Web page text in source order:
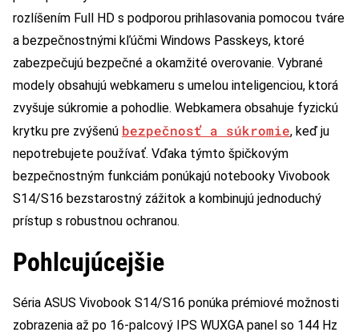
rozlíšením Full HD s podporou prihlasovania pomocou tváre
a bezpečnostnými kľúčmi Windows Passkeys, ktoré
zabezpečujú bezpečné a okamžité overovanie. Vybrané
modely obsahujú webkameru s umelou inteligenciou, ktorá
zvyšuje súkromie a pohodlie. Webkamera obsahuje fyzickú
krytku pre zvýšenú bezpečnosť a súkromie, keď ju
nepotrebujete používať. Vďaka týmto špičkovým
bezpečnostným funkciám ponúkajú notebooky Vivobook
S14/S16 bezstarostný zážitok a kombinujú jednoduchý
prístup s robustnou ochranou.
Pohlcujúcejšie
Séria ASUS Vivobook S14/S16 ponúka prémiové možnosti
zobrazenia až po 16-palcový IPS WUXGA panel so 144 Hz